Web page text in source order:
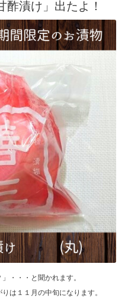
酢漬け」出たよ！
・・・と聞かれます。
は１１月の中旬になります。